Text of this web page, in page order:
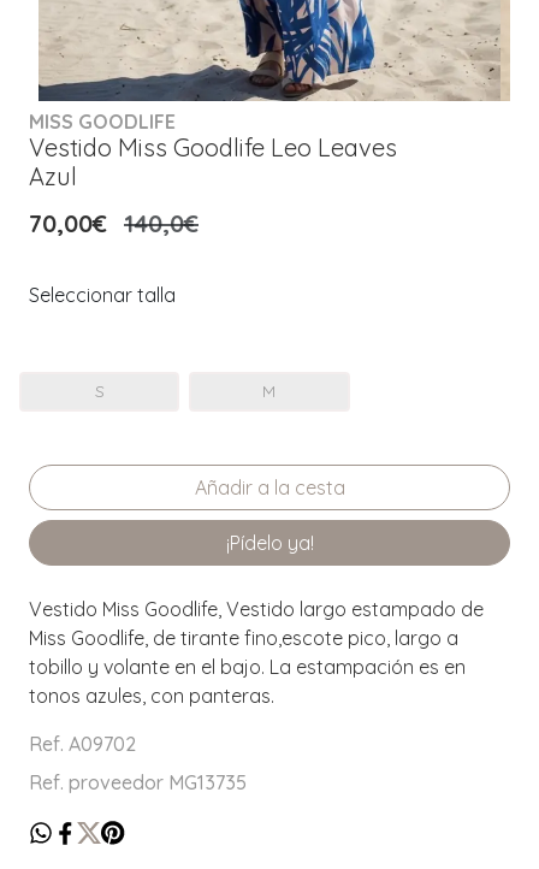
MISS GOODLIFE
Vestido Miss Goodlife Leo Leaves
Azul
70,00€ 140,0€
Seleccionar talla
S M
¡Pídelo ya!
Vestido Miss Goodlife, Vestido largo estampado de
Miss Goodlife, de tirante fino,escote pico, largo a
tobillo y volante en el bajo. La estampación es en
tonos azules, con panteras.
Ref. A09702
Ref. proveedor MG13735